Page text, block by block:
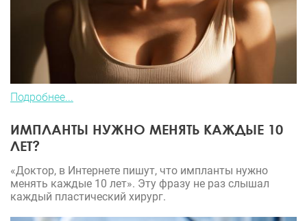
Подробнее...
ИМПЛАНТЫ НУЖНО МЕНЯТЬ КАЖДЫЕ 10
ЛЕТ?
«Доктор, в Интернете пишут, что импланты нужно
менять каждые 10 лет». Эту фразу не раз слышал
каждый пластический хирург.